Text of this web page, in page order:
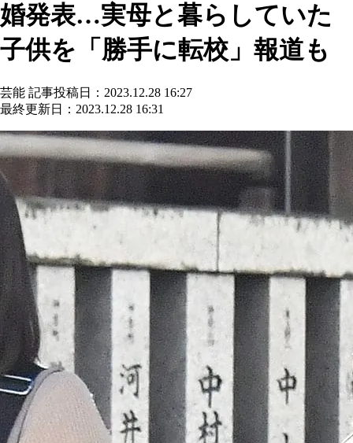
婚発表…実母と暮らしていた
子供を「勝手に転校」報道も
芸能 記事投稿日：2023.12.28 16:27
最終更新日：2023.12.28 16:31